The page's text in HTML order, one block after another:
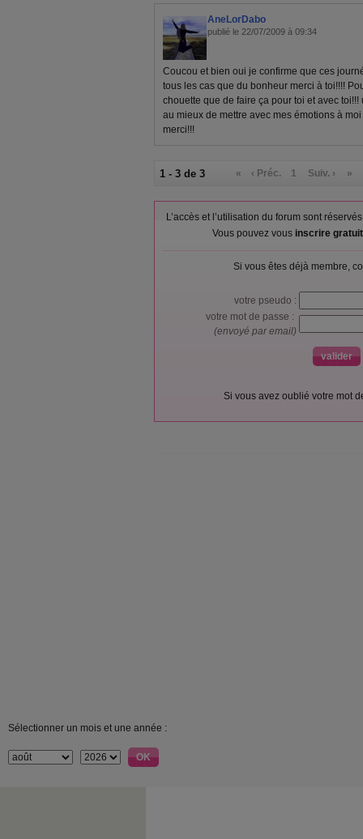
AneLorDabo
publié le 22/07/2009 à 09:34
Coucou et bien oui je confirme que ces
tous les cas que du bonheur merci à toi!!!!
chouette que de faire ça pour toi et avec
au mieux de mettre avec mes émotions à
merci!!!
1 - 3 de 3 « ‹ Préc. 1 Suiv. › »
L’accès et l’utilisation du forum sont
Vous pouvez vous inscrire
Si vous êtes déjà membre,
votre pseudo :
votre mot de passe :
(envoyé par email)
Si vous avez oublié votre mot
Sélectionner un mois et une année :